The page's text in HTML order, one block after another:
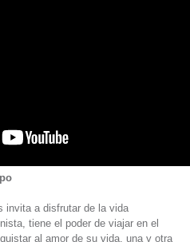
invita a disfrutar de la vida
tiene el poder de viajar en el
al amor de su vida, una y otra